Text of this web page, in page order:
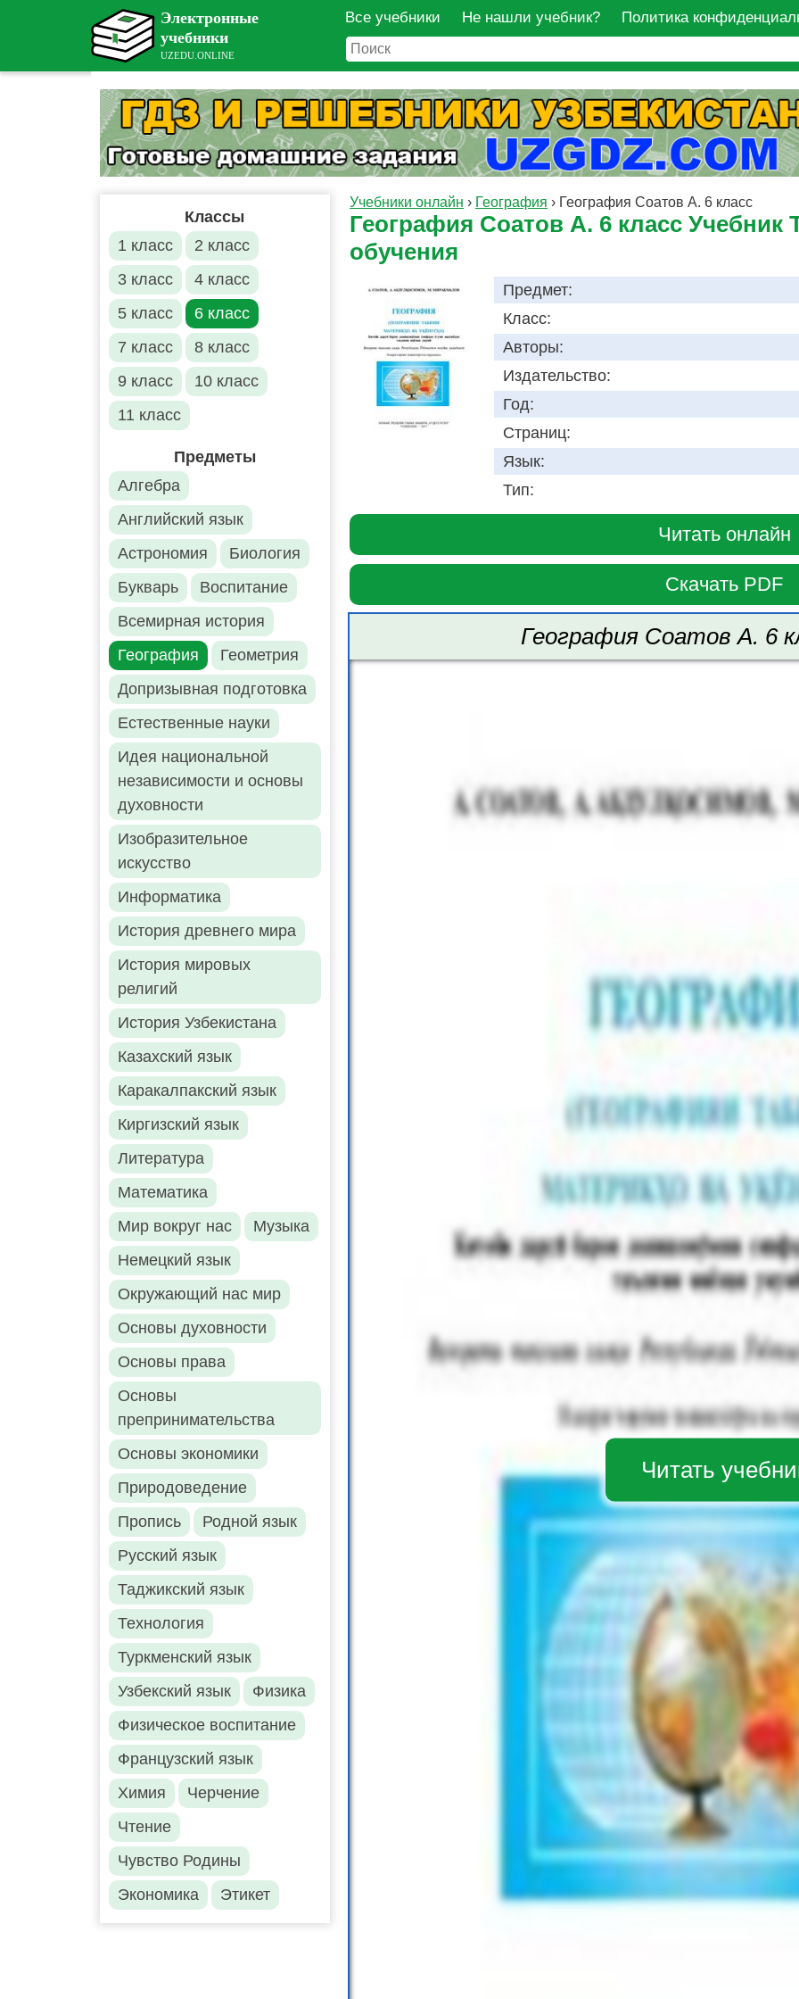
Все учебники Не нашли учебник? Политика
Классы
1 класс
2 класс
3 класс
4 класс
5 класс
6 класс
7 класс
8 класс
9 класс
10 класс
11 класс
Предметы
Алгебра
Английский язык
Астрономия
Биология
Букварь
Воспитание
Всемирная история
География
Геометрия
Допризывная подготовка
Естественные науки
Идея национальной
независимости и основы
духовности
Изобразительное
искусство
Информатика
История древнего мира
История мировых
религий
История Узбекистана
Казахский язык
Каракалпакский язык
Киргизский язык
Литература
Математика
Мир вокруг нас
Музыка
Немецкий язык
Окружающий нас мир
Основы духовности
Основы права
Основы
препринимательства
Основы экономики
Природоведение
Пропись
Родной язык
Русский язык
Таджикский язык
Технология
Туркменский язык
Узбекский язык
Физика
Физическое воспитание
Французский язык
Химия
Черчение
Чтение
Чувство Родины
Экономика
Этикет
Учебники онлайн › География › География Соатов А. 6 класс
География Соатов А. 6 класс Учебник
обучения
Предмет:
Класс:
Авторы:
Издательство:
Год:
Страниц:
Язык:
Тип:
Читать онлайн
Скачать PDF
География Соатов А. 6
Читать